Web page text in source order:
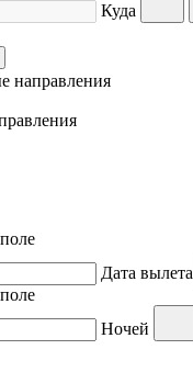
Куда
направления
Дата вылета
Ночей